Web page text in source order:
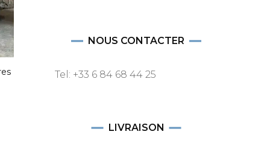
NOUS CONTACTER
Tel: +33 6 84 68 44 25
LIVRAISON